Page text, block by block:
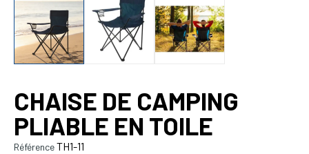
CHAISE DE CAMPING
PLIABLE EN TOILE
RéférenceTH1-11